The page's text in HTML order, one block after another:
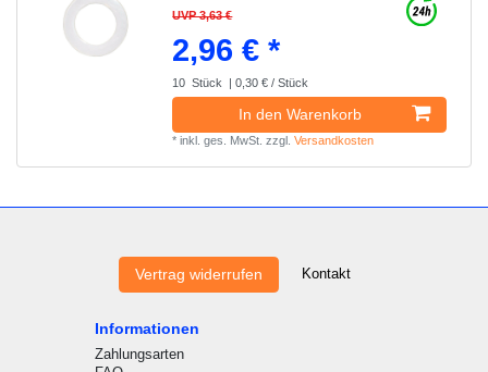
UVP 3,63 €
2,96 € *
10 Stück | 0,30 € / Stück
In den Warenkorb
*inkl. ges. MwSt. zzgl.Versandkosten
Vertrag widerrufen Kontakt
Informationen
Zahlungsarten